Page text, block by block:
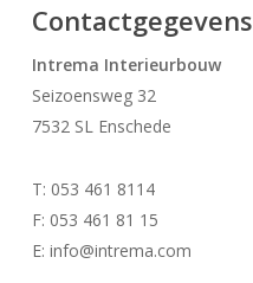
Contactgegevens
Intrema Interieurbouw
Seizoensweg 32
7532 SL Enschede
T: 053 461 8114
F: 053 461 81 15
E: info@intrema.com